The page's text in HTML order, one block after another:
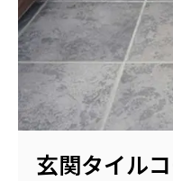
玄関タイル